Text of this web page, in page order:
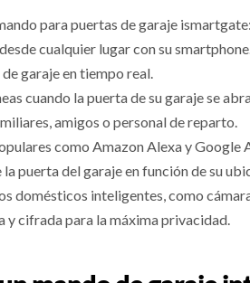
para puertas de garaje ismartgate:
cualquier lugar con su
garaje en tiempo real.
cuando la puerta de su garaje se
amigos o personal de reparto.
como Amazon Alexa y Google
puerta del garaje en función de su
domésticos inteligentes, como
y cifrada para la máxima privacidad.